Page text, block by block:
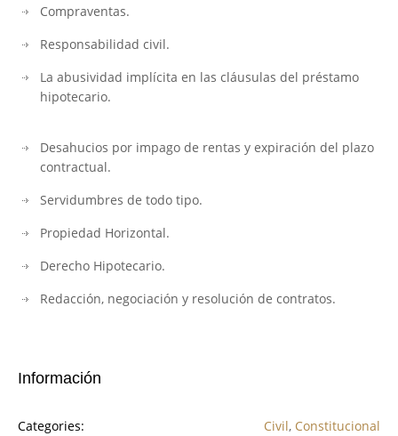
Compraventas.
Responsabilidad civil.
La abusividad implícita en las cláusulas del préstamo
hipotecario.
Desahucios por impago de rentas y expiración del plazo
contractual.
Servidumbres de todo tipo.
Propiedad Horizontal.
Derecho Hipotecario.
Redacción, negociación y resolución de contratos.
Información
Categories: Civil, Constitucional